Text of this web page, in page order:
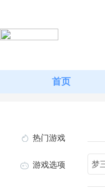
首页
热门游戏
游戏选项 梦